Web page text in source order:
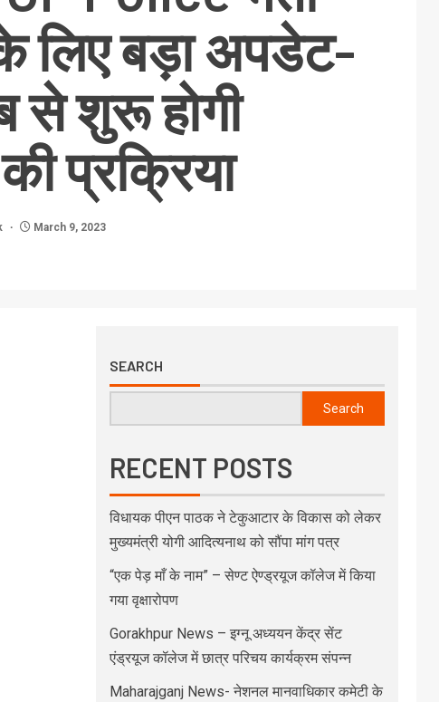
लिए बड़ा अपडेट-
से शुरू होगी
प्रक्रिया
March 9, 2023
SEARCH
Search
RECENT POSTS
विधायक पीएन पाठक ने टेकुआटार के विकास को लेकर
मुख्यमंत्री योगी आदित्यनाथ को सौंपा मांग पत्र
“एक पेड़ माँ के नाम” – सेण्ट ऐण्ड्रयूज कॉलेज में किया
गया वृक्षारोपण
Gorakhpur News – इग्नू अध्ययन केंद्र सेंट
एंड्रयूज कॉलेज में छात्र परिचय कार्यक्रम संपन्न
Maharajganj News- नेशनल मानवाधिकार कमेटी के